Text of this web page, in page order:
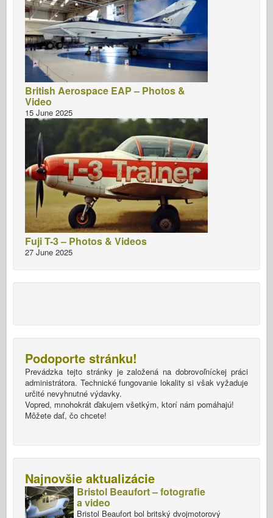
British Aerospace EAP – Photos &
Video
15 June 2025
Fuji T-3 – Photos & Videos
27 June 2025
Podoporte stránku!
Prevádzka tejto stránky je založená na dobrovoľníckej práci
administrátora. Technické fungovanie lokality si však vyžaduje
určité nevyhnutné výdavky.
Vopred, mnohokrát ďakujem všetkým, ktorí nám pomáhajú!
Môžete dať, čo chcete!
Najnovšie aktualizácie
Bristol Beaufort – fotografie
a video
Bristol Beaufort bol britský dvojmotorový